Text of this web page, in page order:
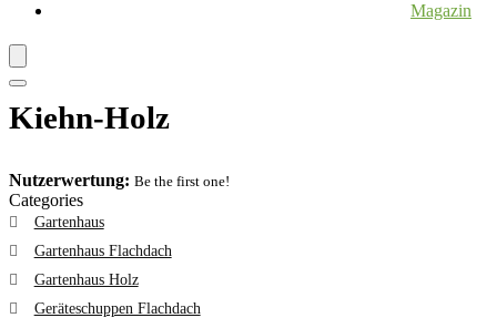
Magazin
Kiehn-Holz
Nutzerwertung: Be the first one!
Categories
Gartenhaus
Gartenhaus Flachdach
Gartenhaus Holz
Geräteschuppen Flachdach